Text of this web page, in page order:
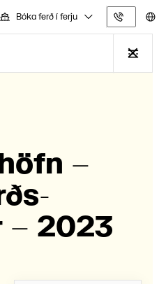
Bóka ferð í ferju
–
2023